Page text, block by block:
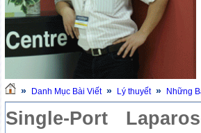
» Danh Mục Bài Viết » Lý thuyết » Những
Single-Port